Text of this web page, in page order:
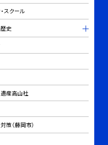
スクール
史
産高山社
策（藤岡市）